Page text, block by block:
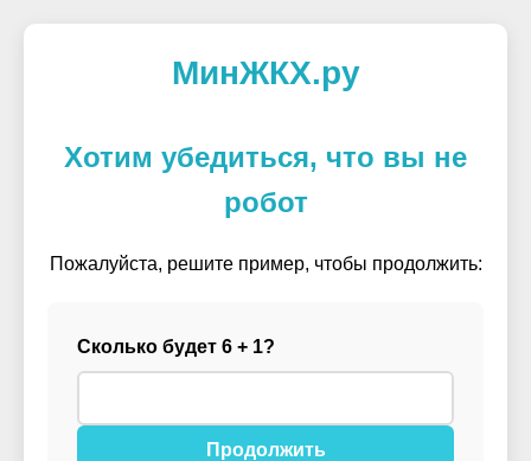
МинЖКХ.ру
Хотим убедиться, что вы не
робот
Пожалуйста, решите пример, чтобы продолжить:
Сколько будет 6 + 1?
Продолжить